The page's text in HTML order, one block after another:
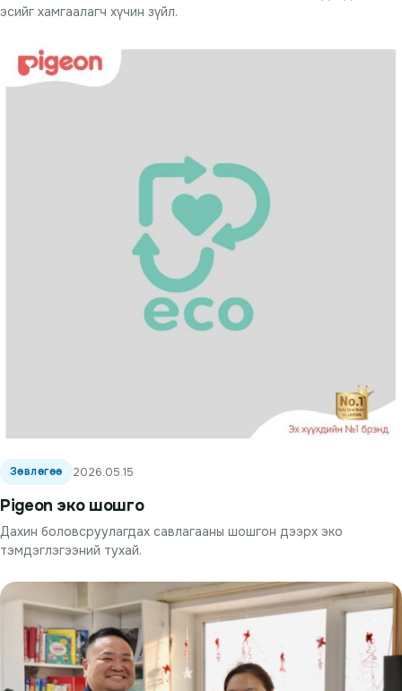
эсийг хамгаалагч хүчин зүйл.
Зөвлөгөө 2026.05.15
Pigeon эко шошго
Дахин боловсруулагдах савлагааны шошгон дээрх эко
тэмдэглэгээний тухай.